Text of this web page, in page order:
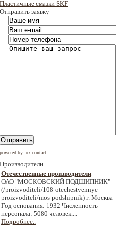
Пластичные смазки SKF
Отправить заявку
Отправить
powered by fox contact
Производители
Отечественные производители
ОАО "МОСКОВСКИЙ ПОДШИПНИК"
(/proizvoditeli/108-otechestvennye-
proizvoditeli/mos-podshipnik) г. Москва
Год основания: 1932 Численность
персонала: 5080 человек....
Подробнее..